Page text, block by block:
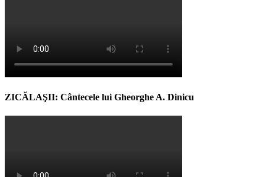
ZICĂLAŞII: Cântecele lui Gheorghe A. Dinicu